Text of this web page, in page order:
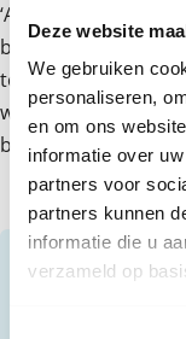
Deze website
We gebruiken
personaliseren,
en om ons
informatie over
partners voor
partners kunnen
informatie die u
verzameld op
‘Als je merkt dat
baby dan op een
te koelen. Wat er
weer, want dit kan
benadrukt Jamie.
Dan is er